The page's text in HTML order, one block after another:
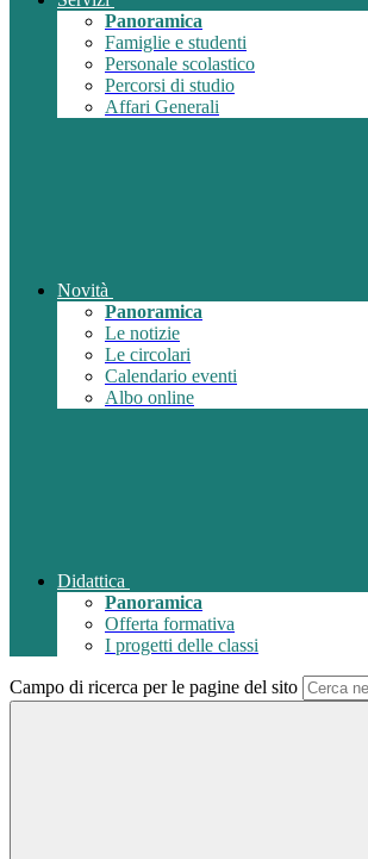
Panoramica
Famiglie e studenti
Personale scolastico
Percorsi di studio
Affari Generali
Novità
Panoramica
Le notizie
Le circolari
Calendario eventi
Albo online
Didattica
Panoramica
Offerta formativa
I progetti delle classi
Campo di ricerca per le pagine del sito